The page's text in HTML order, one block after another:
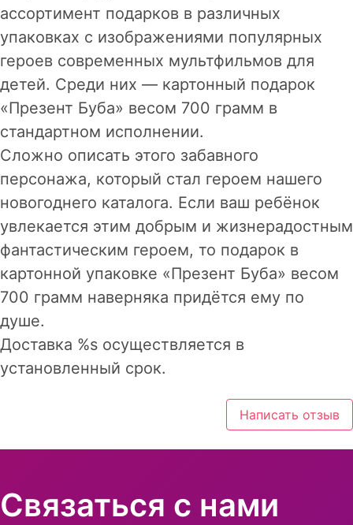
ассортимент подарков в различных
упаковках с изображениями популярных
героев современных мультфильмов для
детей. Среди них — картонный подарок
«Презент Буба» весом 700 грамм в
стандартном исполнении.
Сложно описать этого забавного
персонажа, который стал героем нашего
новогоднего каталога. Если ваш ребёнок
увлекается этим добрым и жизнерадостным
фантастическим героем, то подарок в
картонной упаковке «Презент Буба» весом
700 грамм наверняка придётся ему по
душе.
Доставка %s осуществляется в
установленный срок.
Написать отзыв
Связаться с нами